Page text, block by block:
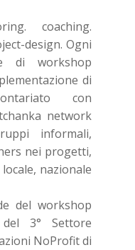
coaching.
design. Ogni
di workshop
di
con
network
informali,
nei progetti,
nazionale
del workshop
3° Settore
NoProfit di